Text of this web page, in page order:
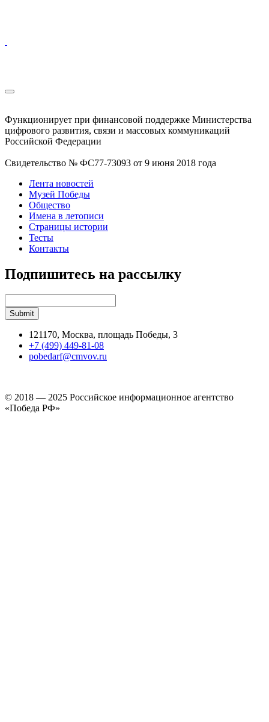
Функционирует при финансовой поддержке Министерства
цифрового развития, связи и массовых коммуникаций
Российской Федерации
Свидетельство № ФС77-73093 от 9 июня 2018 года
Лента новостей
Музей Победы
Общество
Имена в летописи
Страницы истории
Тесты
Контакты
Подпишитесь на рассылку
121170, Москва, площадь Победы, 3
+7 (499) 449-81-08
pobedarf@cmvov.ru
© 2018 — 2025 Российское информационное агентство
«Победа РФ»